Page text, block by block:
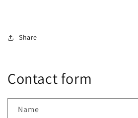
Share
Contact form
Name